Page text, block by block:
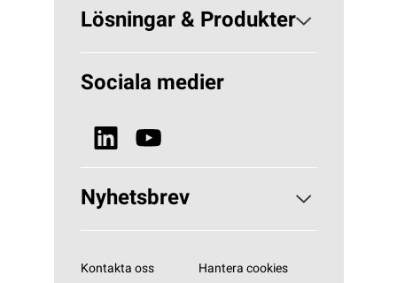
Om PAROC
Varför Stenull?
Hållbarhet
Nyheter & Media
Lösningar & Produkter
Lösningar Byggisolering
Sociala medier
Nyhetsbrev
Kontakta oss Hantera cookies